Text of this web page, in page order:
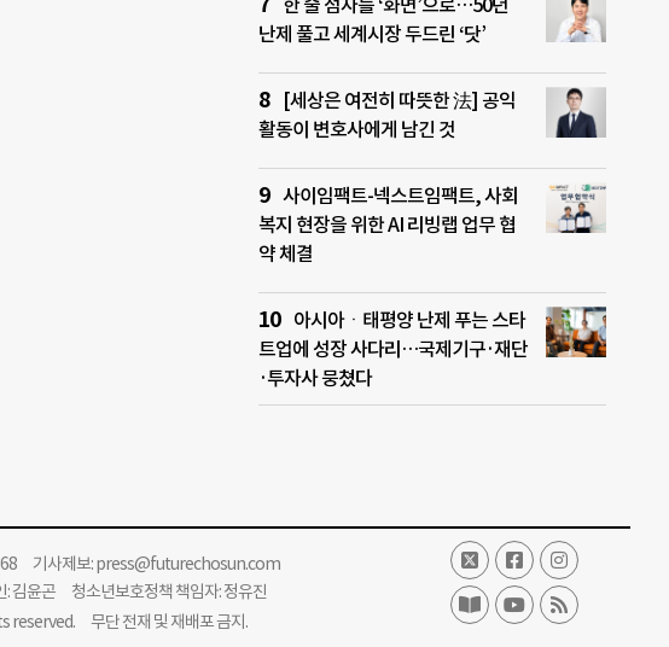
한 줄 점자를 ‘화면’으로…50년
난제 풀고 세계시장 두드린 ‘닷’
[세상은 여전히 따뜻한 法] 공익
활동이 변호사에게 남긴 것
사이임팩트-넥스트임팩트, 사회
복지 현장을 위한 AI 리빙랩 업무 협
약 체결
아시아ㆍ태평양 난제 푸는 스타
트업에 성장 사다리…국제기구·재단
·투자사 뭉쳤다
기사제보:press@futurechosun.com
김윤곤 청소년보호정책 책임자: 정유진
무단 전재 및 재배포 금지.